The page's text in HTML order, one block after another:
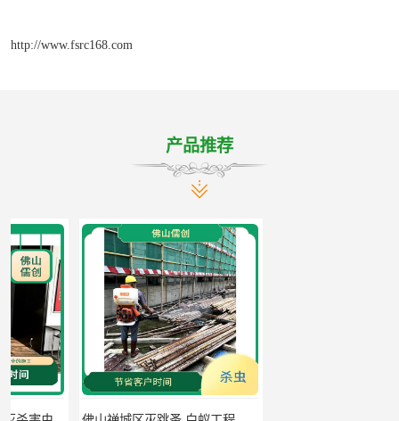
http://www.fsrc168.com
产品推荐